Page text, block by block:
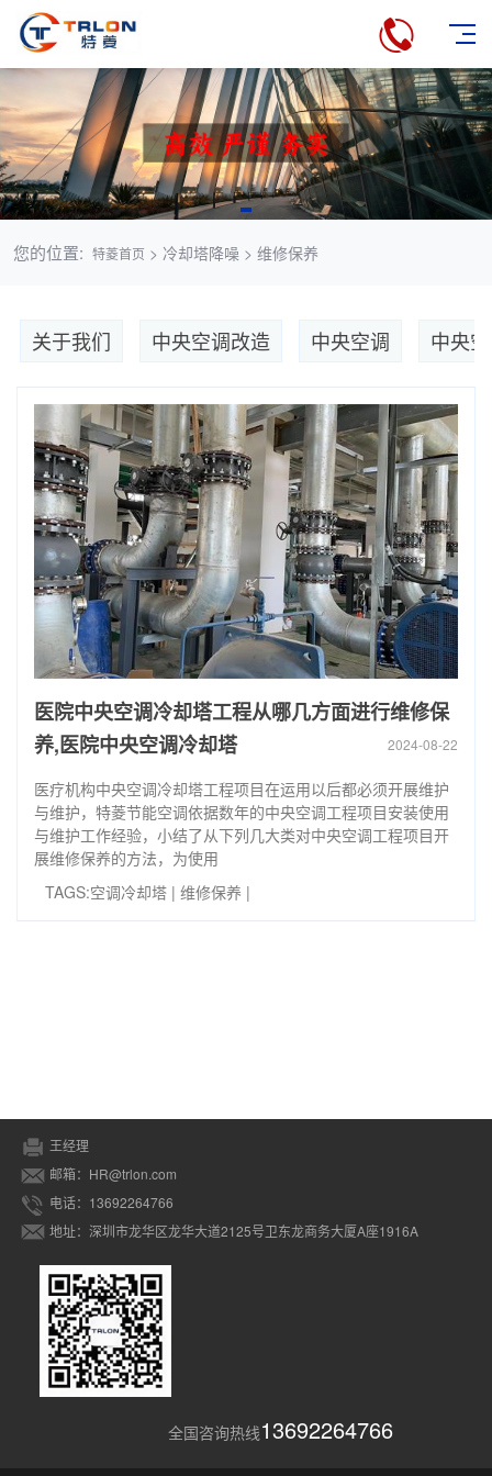
您的位置: 特菱首页 > 冷却塔降噪 > 维修保养
关于我们 中央空调改造 中央空调 中央
医院中央空调冷却塔工程从哪几方面进行维修保
养,医院中央空调冷却塔
2024-08-22
医疗机构中央空调冷却塔工程项目在运用以后都必须开展维护
与维护，特菱节能空调依据数年的中央空调工程项目安装使用
与维护工作经验，小结了从下列几大类对中央空调工程项目开
展维修保养的方法，为使用
TAGS:空调冷却塔 | 维修保养 |
王经理
邮箱：HR@trlon.com
电话：13692264766
地址：深圳市龙华区龙华大道2125号卫东龙商务大厦A座1916A
全国咨询热线13692264766